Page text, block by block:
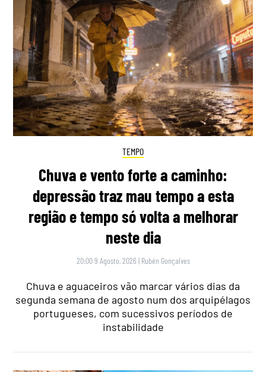
TEMPO
Chuva e vento forte a caminho:
depressão traz mau tempo a esta
região e tempo só volta a melhorar
neste dia
20:00 9 Agosto, 2026 | Rubén Gonçalves
Chuva e aguaceiros vão marcar vários dias da
segunda semana de agosto num dos arquipélagos
portugueses, com sucessivos períodos de
instabilidade